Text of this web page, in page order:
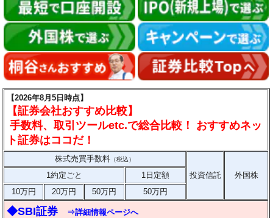
【2026年8月5日時点】
【証券会社おすすめ比較】
手数料、取引ツールetc.で総合比較！ おすすめネッ
ト証券はココだ！
株式売買手数料 （税込）
投資信託 外国株
1約定ごと
1日定額
10万円
20万円 50万円 50万円
◆SBI証券 ⇒詳細情報ページへ